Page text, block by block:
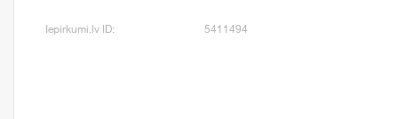
Iepirkumi.lv ID: 5411494